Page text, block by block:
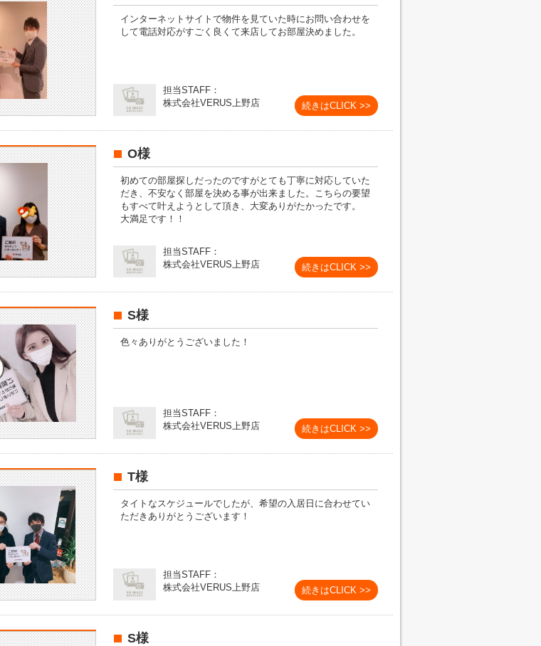
インターネットサイトで物件を見ていた時にお問い合わせを
して電話対応がすごく良くて来店してお部屋決めました。
担当STAFF：
株式会社VERUS上野店
続きはCLICK >>
O様
初めての部屋探しだったのですがとても丁寧に対応していた
だき、不安なく部屋を決める事が出来ました。こちらの要望
もすべて叶えようとして頂き、大変ありがたかったです。
大満足です！！
担当STAFF：
株式会社VERUS上野店
続きはCLICK >>
S様
色々ありがとうございました！
担当STAFF：
株式会社VERUS上野店
続きはCLICK >>
T様
タイトなスケジュールでしたが、希望の入居日に合わせてい
ただきありがとうございます！
担当STAFF：
株式会社VERUS上野店
続きはCLICK >>
S様